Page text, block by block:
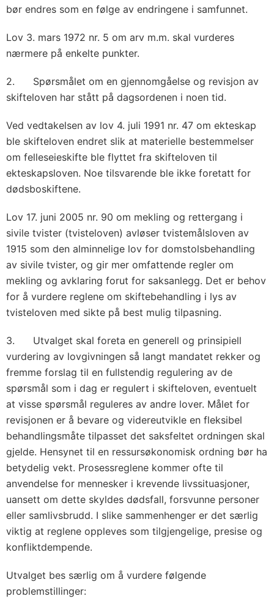
bør endres som en følge av endringene i samfunnet.
Lov 3. mars 1972 nr. 5 om arv m.m. skal vurderes
nærmere på enkelte punkter.
2. Spørsmålet om en gjennomgåelse og revisjon av
skifteloven har stått på dagsordenen i noen tid.
Ved vedtakelsen av lov 4. juli 1991 nr. 47 om ekteskap
ble skifteloven endret slik at materielle bestemmelser
om felleseieskifte ble flyttet fra skifteloven til
ekteskapsloven. Noe tilsvarende ble ikke foretatt for
dødsboskiftene.
Lov 17. juni 2005 nr. 90 om mekling og rettergang i
sivile tvister (tvisteloven) avløser tvistemålsloven av
1915 som den alminnelige lov for domstolsbehandling
av sivile tvister, og gir mer omfattende regler om
mekling og avklaring forut for saksanlegg. Det er behov
for å vurdere reglene om skiftebehandling i lys av
tvisteloven med sikte på best mulig tilpasning.
3. Utvalget skal foreta en generell og prinsipiell
vurdering av lovgivningen så langt mandatet rekker og
fremme forslag til en fullstendig regulering av de
spørsmål som i dag er regulert i skifteloven, eventuelt
at visse spørsmål reguleres av andre lover. Målet for
revisjonen er å bevare og videreutvikle en fleksibel
behandlingsmåte tilpasset det saksfeltet ordningen skal
gjelde. Hensynet til en ressursøkonomisk ordning bør ha
betydelig vekt. Prosessreglene kommer ofte til
anvendelse for mennesker i krevende livssituasjoner,
uansett om dette skyldes dødsfall, forsvunne personer
eller samlivsbrudd. I slike sammenhenger er det særlig
viktig at reglene oppleves som tilgjengelige, presise og
konfliktdempende.
Utvalget bes særlig om å vurdere følgende
problemstillinger: